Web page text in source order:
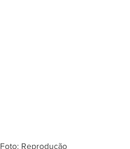
Foto: Reprodução